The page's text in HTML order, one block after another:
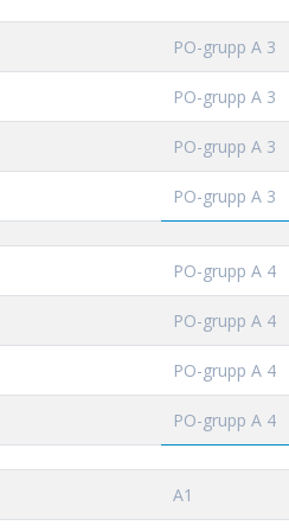
PO-grupp A 3
PO-grupp A 3
PO-grupp A 3
PO-grupp A 3
PO-grupp A 4
PO-grupp A 4
PO-grupp A 4
PO-grupp A 4
A1